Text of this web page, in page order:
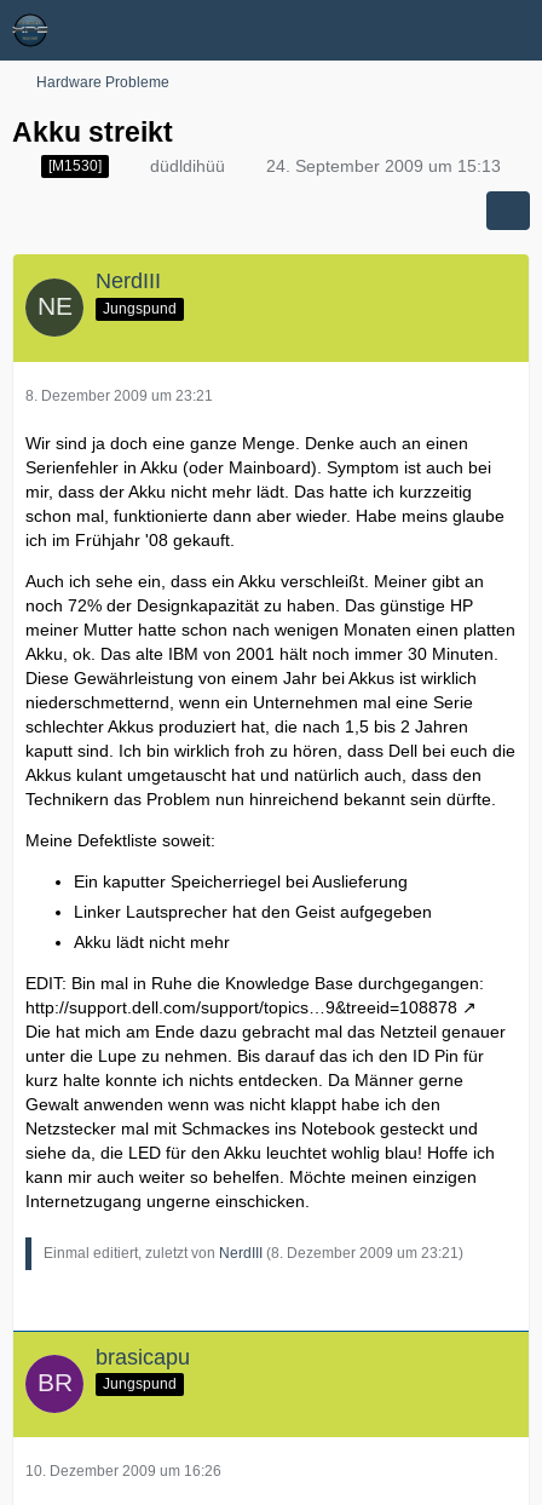
Hardware Probleme
Akku streikt
[M1530] düdldihüü 24. September 2009 um 15:13
NerdIII
Jungspund
8. Dezember 2009 um 23:21
Wir sind ja doch eine ganze Menge. Denke auch an einen
Serienfehler in Akku (oder Mainboard). Symptom ist auch bei
mir, dass der Akku nicht mehr lädt. Das hatte ich kurzzeitig
schon mal, funktionierte dann aber wieder. Habe meins glaube
ich im Frühjahr '08 gekauft.
Auch ich sehe ein, dass ein Akku verschleißt. Meiner gibt an
noch 72% der Designkapazität zu haben. Das günstige HP
meiner Mutter hatte schon nach wenigen Monaten einen platten
Akku, ok. Das alte IBM von 2001 hält noch immer 30 Minuten.
Diese Gewährleistung von einem Jahr bei Akkus ist wirklich
niederschmetternd, wenn ein Unternehmen mal eine Serie
schlechter Akkus produziert hat, die nach 1,5 bis 2 Jahren
kaputt sind. Ich bin wirklich froh zu hören, dass Dell bei euch die
Akkus kulant umgetauscht hat und natürlich auch, dass den
Technikern das Problem nun hinreichend bekannt sein dürfte.
Meine Defektliste soweit:
Ein kaputter Speicherriegel bei Auslieferung
Linker Lautsprecher hat den Geist aufgegeben
Akku lädt nicht mehr
EDIT: Bin mal in Ruhe die Knowledge Base durchgegangen:
http://support.dell.com/support/topics…9&treeid=108878
Die hat mich am Ende dazu gebracht mal das Netzteil genauer
unter die Lupe zu nehmen. Bis darauf das ich den ID Pin für
kurz halte konnte ich nichts entdecken. Da Männer gerne
Gewalt anwenden wenn was nicht klappt habe ich den
Netzstecker mal mit Schmackes ins Notebook gesteckt und
siehe da, die LED für den Akku leuchtet wohlig blau! Hoffe ich
kann mir auch weiter so behelfen. Möchte meinen einzigen
Internetzugang ungerne einschicken.
Einmal editiert, zuletzt von NerdIII (8. Dezember 2009 um 23:21 )
brasicapu
Jungspund
10. Dezember 2009 um 16:26